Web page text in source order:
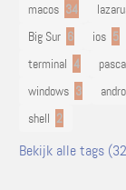
macos 34
Big Sur 6 ios 5
terminal 4
windows 3
shell 2
Bekijk alle tags